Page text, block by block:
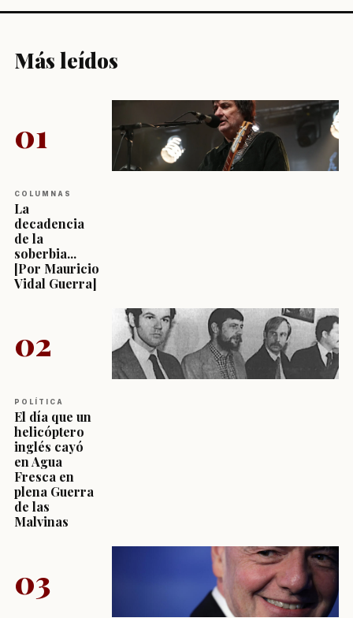
Más leídos
01
COLUMNAS
La
decadencia
de la
soberbia...
[Por Mauricio
Vidal Guerra]
02
POLÍTICA
El día que un
helicóptero
inglés cayó
en Agua
Fresca en
plena Guerra
de las
Malvinas
03